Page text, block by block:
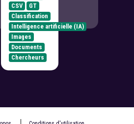
CSV
GT
Classification
Intelligence artificielle (IA)
Images
Documents
Chercheurs